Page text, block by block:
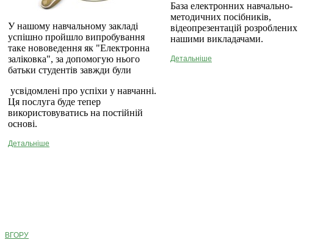
У нашому навчальному закладі
успішно пройшло випробування
таке нововедення як "Електронна
заліковка", за допомогую нього
батьки студентів завжди були
усвідомлені про успіхи у навчанні.
Ця послуга буде тепер
використовуватись на постійній
основі.
Детальніше
База електронних навчально-
методичних посібників,
відеопрезентацій розроблених
нашими викладачами.
Детальніше
ВГОРУ